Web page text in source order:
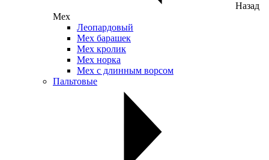
Назад
Мех
Леопардовый
Мех барашек
Мех кролик
Мех норка
Мех с длинным ворсом
Пальтовые